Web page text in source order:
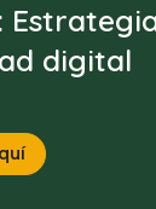
digital